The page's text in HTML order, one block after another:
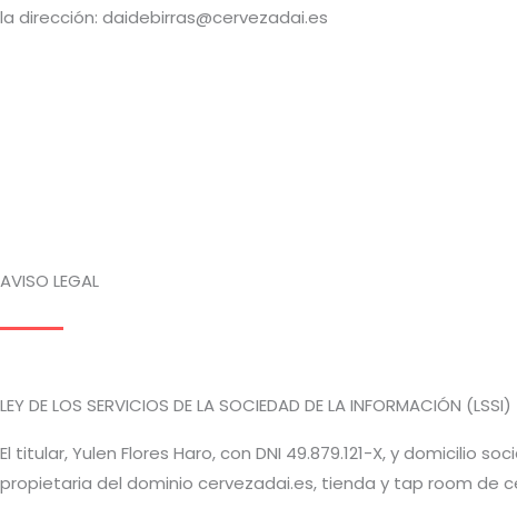
la dirección: daidebirras@cervezadai.es
AVISO LEGAL
LEY DE LOS SERVICIOS DE LA SOCIEDAD DE LA INFORMACIÓN (LSSI)
El titular, Yulen Flores Haro, con DNI 49.879.121-X, y domicilio
propietaria del dominio cervezadai.es, tienda y tap room de